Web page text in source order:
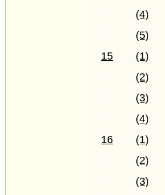
(4)
(5)
15
(1)
(2)
(3)
(4)
16
(1)
(2)
(3)